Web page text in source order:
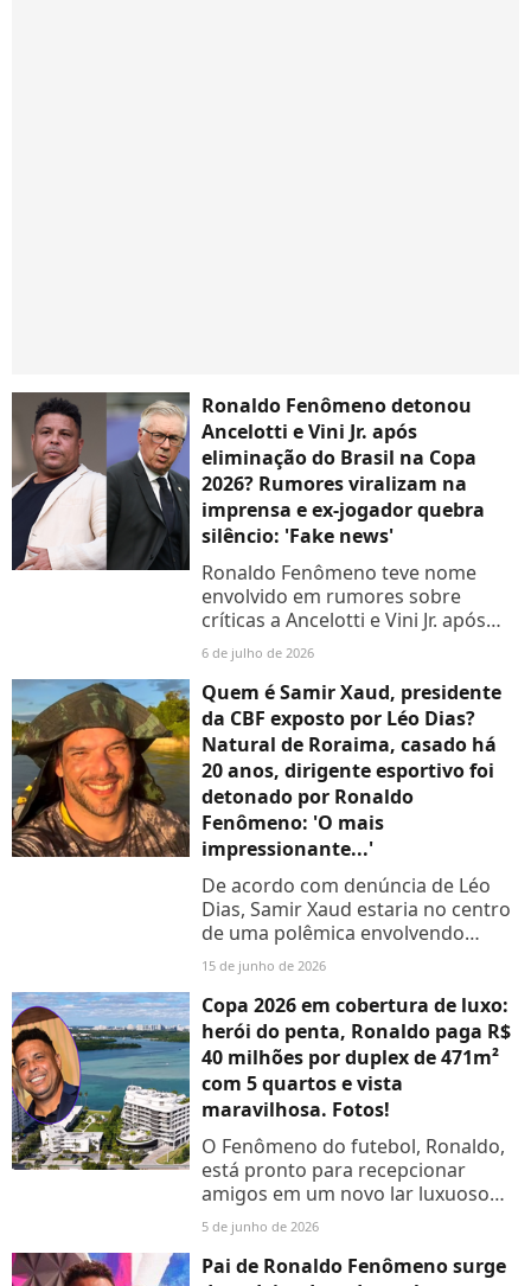
Ronaldo Fenômeno detonou
Ancelotti e Vini Jr. após
eliminação do Brasil na Copa
2026? Rumores viralizam na
imprensa e ex-jogador quebra
silêncio: 'Fake news'
Ronaldo Fenômeno teve nome
envolvido em rumores sobre
críticas a Ancelotti e Vini Jr. após
Brasil x Noruega, mas negou
qualquer entrevista
6 de julho de 2026
Quem é Samir Xaud, presidente
da CBF exposto por Léo Dias?
Natural de Roraima, casado há
20 anos, dirigente esportivo foi
detonado por Ronaldo
Fenômeno: 'O mais
impressionante...'
De acordo com denúncia de Léo
Dias, Samir Xaud estaria no centro
de uma polêmica envolvendo
gastos e uma suposta relação
extraconjugal durante a Copa de
2026. A CBF se pronunciou
15 de junho de 2026
Copa 2026 em cobertura de luxo:
herói do penta, Ronaldo paga R$
40 milhões por duplex de 471m²
com 5 quartos e vista
maravilhosa. Fotos!
O Fenômeno do futebol, Ronaldo,
está pronto para recepcionar
amigos em um novo lar luxuoso
em Miami para assistir a Copa do
Mundo 2026! Veja fotos da
cobertura duplex milionária!
5 de junho de 2026
Pai de Ronaldo Fenômeno surge